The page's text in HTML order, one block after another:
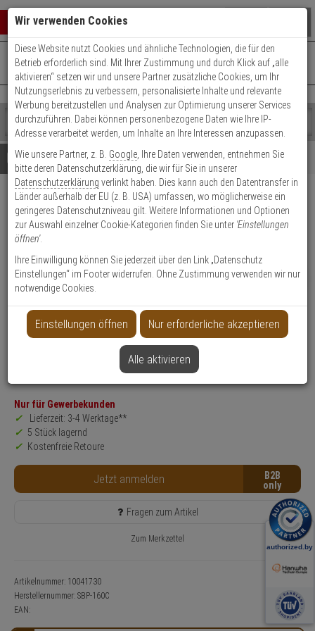
Warenkorb schließen
0 ARTIKEL IM WARENKORB
Ihr Warenkorb ist momentan leer.
Ergebnisse ()
Fertig
Shop
durchsuchen
Bitte
geben
Sie
mindestens
Zeichen
ein,
um
Suche
Es
wurde
noch
Kategorien
Suche
gestartet
+49 (0)821 899 493-0Mo. - Do.: 8:00 - 16:30 | Fr.: 8:00 - 14:00 Uhr
Kontaktservice nutzen
Details Beratung
Hanwha SBP-160C
Befestigungslochabdeckung Weiß
Produktmerkmale
NEU
Datenblatt drucken
Produktinformationen
Zubehörartikel - Modell: Hanwha Vision Zubehör
Anwendung: Videoüberwachung
Nur für Gewerbekunden
Lieferzeit: 3-4 Werktage**
5 Stück lagernd
Kostenfreie Retoure
Jetzt anmelden B2B
Fragen zum Artikel
Zum Merkzettel
Artikelnummer: 10041730
Herstellernummer: SBP-160C
EAN:
Wir verwenden Cookies
Diese Website nutzt Cookies und ähnliche Technologien, die für den
Betrieb erforderlich sind. Mit Ihrer Zustimmung und durch Klick auf „alle
aktivieren“ setzen wir und unsere Partner zusätzliche Cookies, um Ihr
Nutzungserlebnis zu verbessern, personalisierte Inhalte und relevante
Werbung bereitzustellen und Analysen zur Optimierung unserer Services
durchzuführen. Dabei können personenbezogene Daten wie Ihre IP-
Adresse verarbeitet werden, um Inhalte an Ihre Interessen anzupassen.
Wie unsere Partner, z. B. Google , Ihre Daten verwenden, entnehmen Sie
bitte deren Datenschutzerklärung, die wir für Sie in unserer
Datenschutzerklärung verlinkt haben. Dies kann auch den Datentransfer in
Länder außerhalb der EU (z. B. USA) umfassen, wo möglicherweise ein
geringeres Datenschutzniveau gilt. Weitere Informationen und Optionen
zur Auswahl einzelner Cookie-Kategorien finden Sie unter 'Einstellungen
öffnen'.
Ihre Einwilligung können Sie jederzeit über den Link „Datenschutz
Einstellungen“ im Footer widerrufen. Ohne Zustimmung verwenden wir nur
notwendige Cookies.
Einstellungen öffnen Nur erforderliche akzeptieren
Alle aktivieren